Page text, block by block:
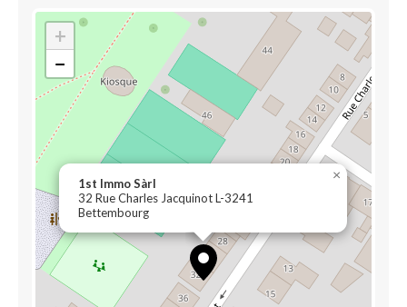
1st Immo Sàrl
32 Rue Charles Jacquinot L-3241
Bettembourg
×
+
−